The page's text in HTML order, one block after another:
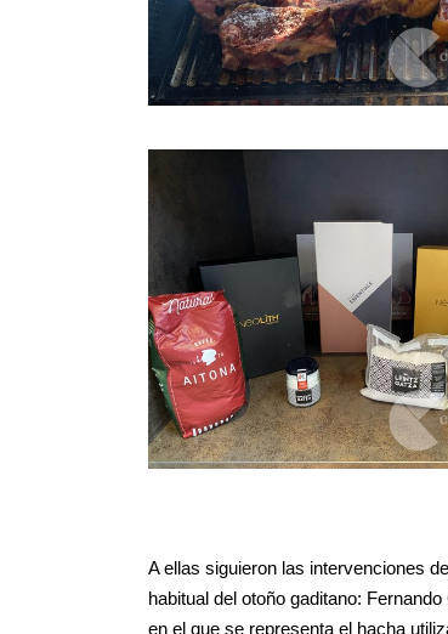
A ellas siguieron las intervenciones
habitual del otoño gaditano:
en el que se representa el hacha